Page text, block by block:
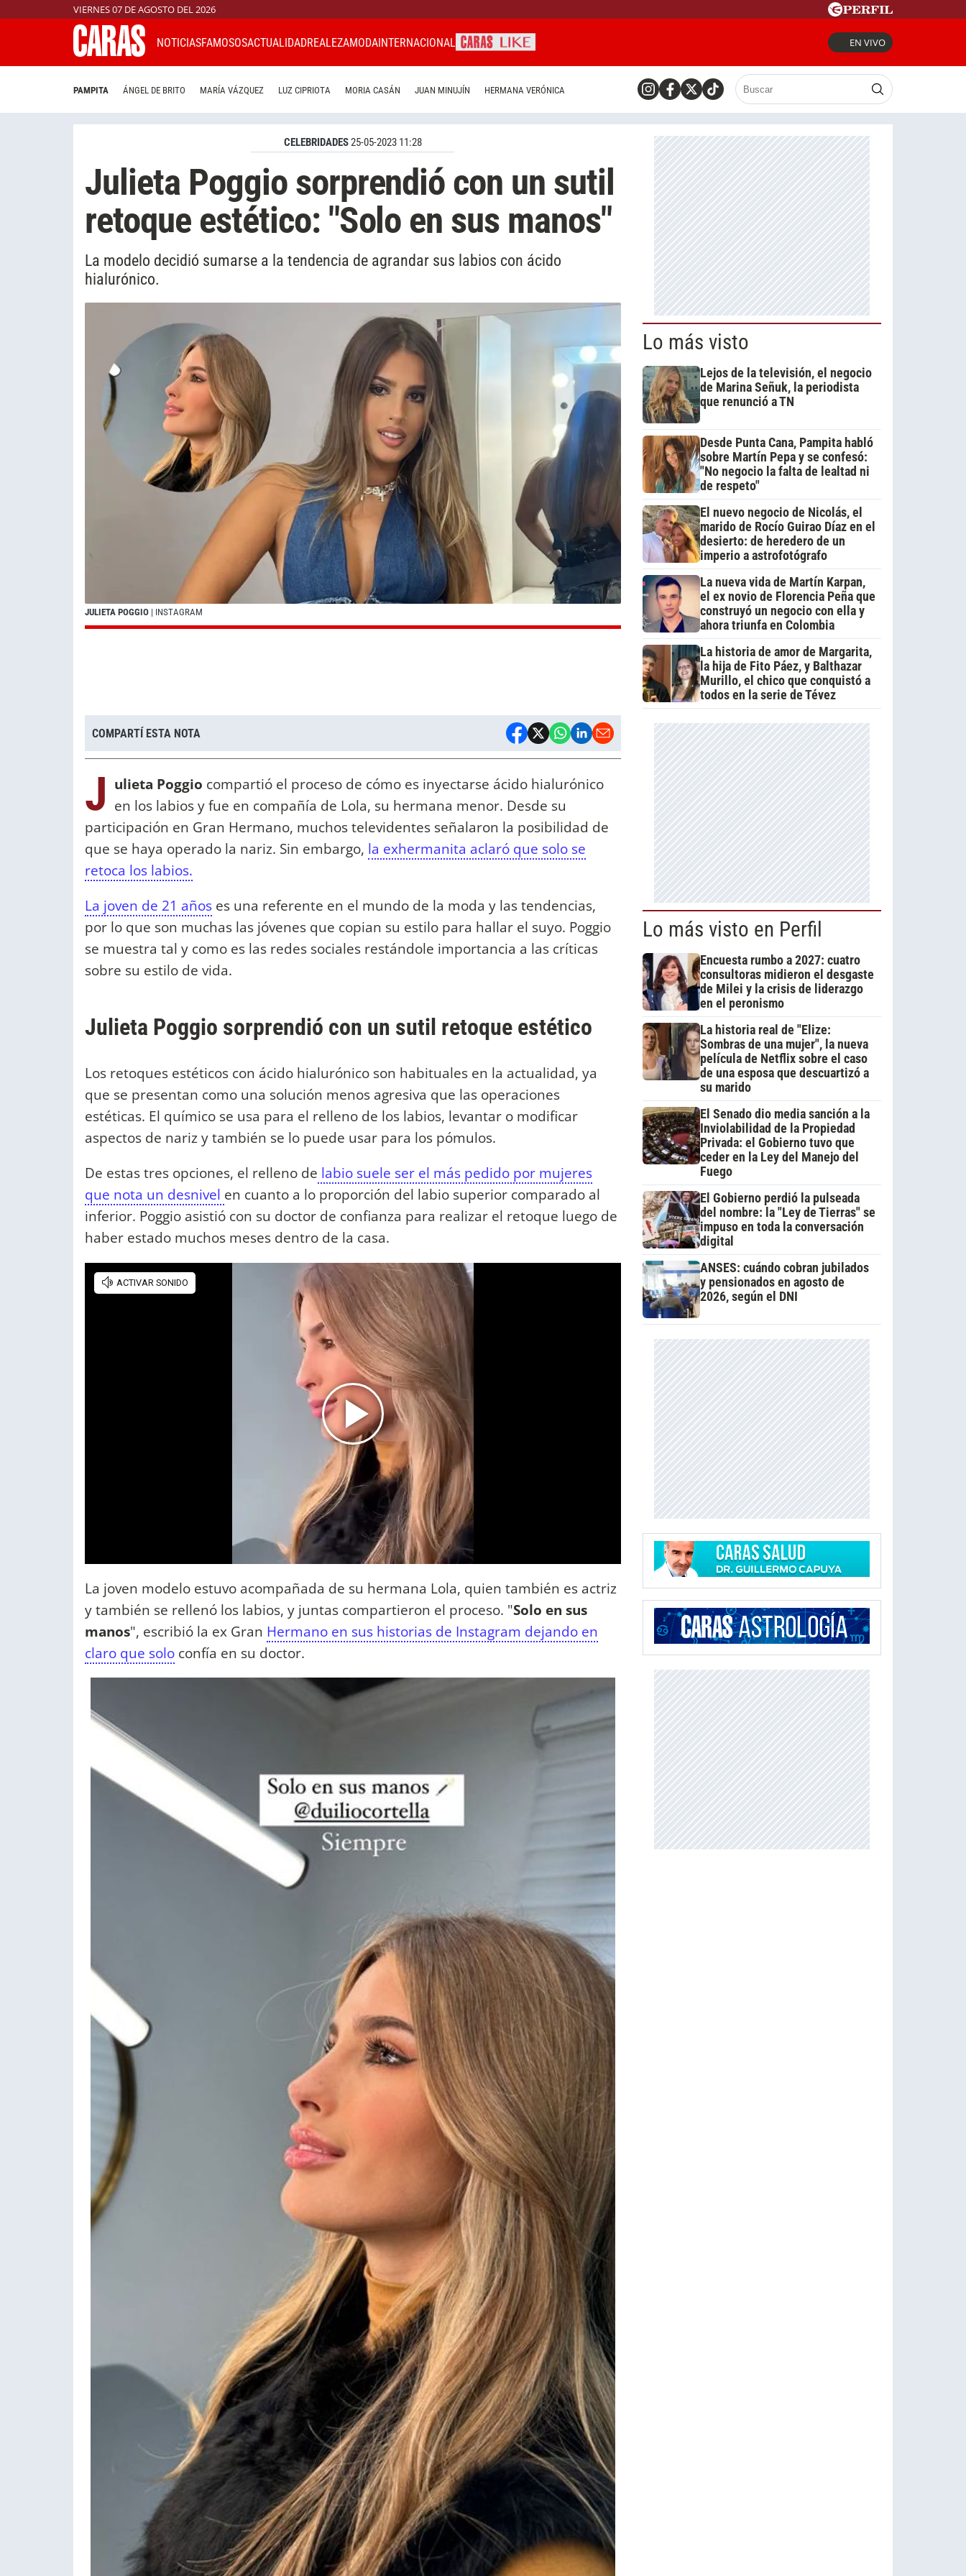
VIERNES 07 DE AGOSTO DEL 2026
NOTICIASFAMOSOSACTUALIDADREALEZAMODAINTERNACIONAL EN VIVO
PAMPITA ÁNGEL DE BRITO MARÍA VÁZQUEZ LUZ CIPRIOTA MORIA CASÁN JUAN MINUJÍN HERMANA VERÓNICA
CELEBRIDADES25-05-2023 11:28
Julieta Poggio sorprendió con un sutil
retoque estético: "Solo en sus manos"
La modelo decidió sumarse a la tendencia de agrandar sus labios con ácido
hialurónico.
JULIETA POGGIO | INSTAGRAM
COMPARTÍ ESTA NOTA
J ulieta Poggio compartió el proceso de cómo es inyectarse ácido hialurónico
en los labios y fue en compañía de Lola, su hermana menor. Desde su
participación en Gran Hermano, muchos televidentes señalaron la posibilidad de
que se haya operado la nariz. Sin embargo, la exhermanita aclaró que solo se
retoca los labios.
La joven de 21 años es una referente en el mundo de la moda y las tendencias,
por lo que son muchas las jóvenes que copian su estilo para hallar el suyo. Poggio
se muestra tal y como es las redes sociales restándole importancia a las críticas
sobre su estilo de vida.
Julieta Poggio sorprendió con un sutil retoque estético
Los retoques estéticos con ácido hialurónico son habituales en la actualidad, ya
que se presentan como una solución menos agresiva que las operaciones
estéticas. El químico se usa para el relleno de los labios, levantar o modificar
aspectos de nariz y también se lo puede usar para los pómulos.
De estas tres opciones, el relleno de labio suele ser el más pedido por mujeres
que nota un desnivel en cuanto a lo proporción del labio superior comparado al
inferior. Poggio asistió con su doctor de confianza para realizar el retoque luego de
haber estado muchos meses dentro de la casa.
La joven modelo estuvo acompañada de su hermana Lola, quien también es actriz
y también se rellenó los labios, y juntas compartieron el proceso. "Solo en sus
manos", escribió la ex Gran Hermano en sus historias de Instagram dejando en
claro que solo confía en su doctor.
Lo más visto
Lejos de la televisión, el negocio
de Marina Señuk, la periodista
que renunció a TN
Desde Punta Cana, Pampita habló
sobre Martín Pepa y se confesó:
"No negocio la falta de lealtad ni
de respeto"
El nuevo negocio de Nicolás, el
marido de Rocío Guirao Díaz en el
desierto: de heredero de un
imperio a astrofotógrafo
La nueva vida de Martín Karpan,
el ex novio de Florencia Peña que
construyó un negocio con ella y
ahora triunfa en Colombia
La historia de amor de Margarita,
la hija de Fito Páez, y Balthazar
Murillo, el chico que conquistó a
todos en la serie de Tévez
Lo más visto en Perfil
Encuesta rumbo a 2027: cuatro
consultoras midieron el desgaste
de Milei y la crisis de liderazgo
en el peronismo
La historia real de "Elize:
Sombras de una mujer", la nueva
película de Netflix sobre el caso
de una esposa que descuartizó a
su marido
El Senado dio media sanción a la
Inviolabilidad de la Propiedad
Privada: el Gobierno tuvo que
ceder en la Ley del Manejo del
Fuego
El Gobierno perdió la pulseada
del nombre: la "Ley de Tierras" se
impuso en toda la conversación
digital
ANSES: cuándo cobran jubilados
y pensionados en agosto de
2026, según el DNI